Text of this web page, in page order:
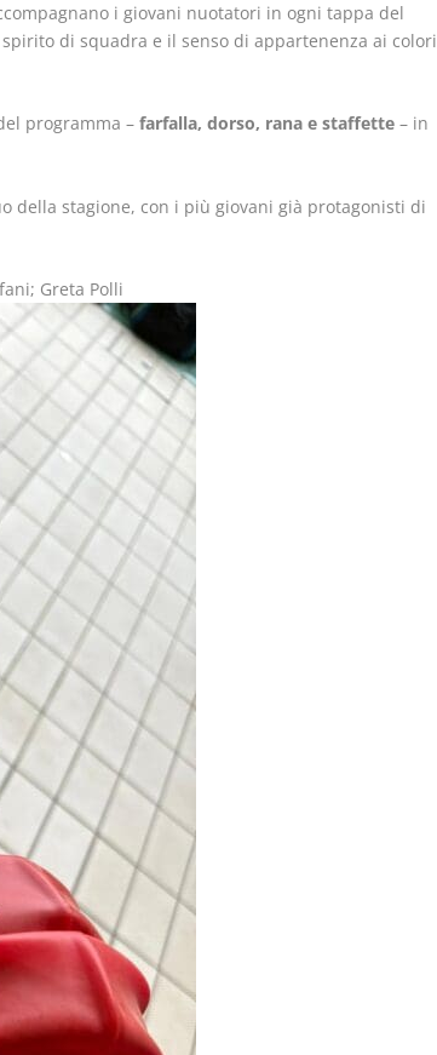
i giovani nuotatori in ogni tappa del
di squadra e il senso di appartenenza ai colori
programma – farfalla, dorso, rana e staffette– in
della stagione, con i più giovani già protagonisti di
Greta Polli